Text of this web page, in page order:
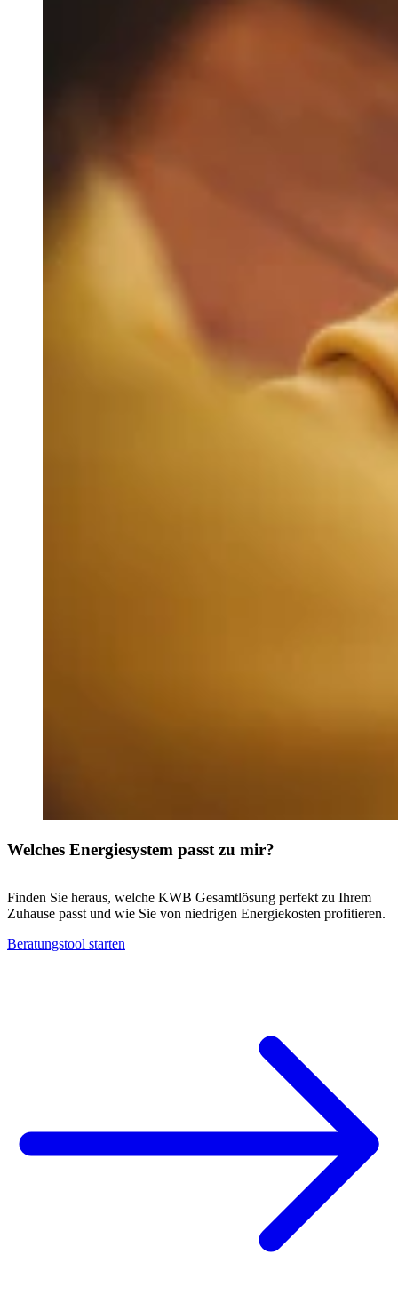
Welches Energiesystem passt zu mir?
Finden Sie heraus, welche KWB Gesamtlösung perfekt zu Ihrem
Zuhause passt und wie Sie von niedrigen Energiekosten profitieren.
Beratungstool starten